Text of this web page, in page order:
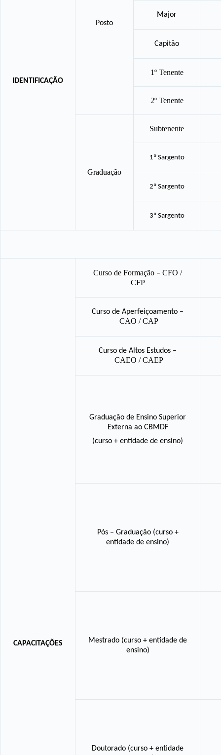
IDENTIFICAÇÃO
Posto
Major
Capitão
1º Tenente
2º Tenente
Graduação
Subtenente
1º Sargento
2º Sargento
3º Sargento
CAPACITAÇÕES
Curso de Formação – CFO /
CFP
Curso de Aperfeiçoamento –
CAO / CAP
Curso de Altos Estudos –
CAEO / CAEP
Graduação de Ensino Superior
Externa ao CBMDF
(curso + entidade de ensino)
Pós – Graduação (curso +
entidade de ensino)
Mestrado (curso + entidade de
ensino)
Doutorado (curso + entidade